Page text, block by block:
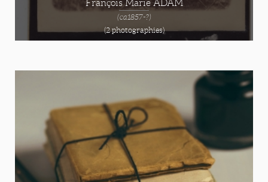
François Marie ADAM
(ca1857-?)
(2 photographies)